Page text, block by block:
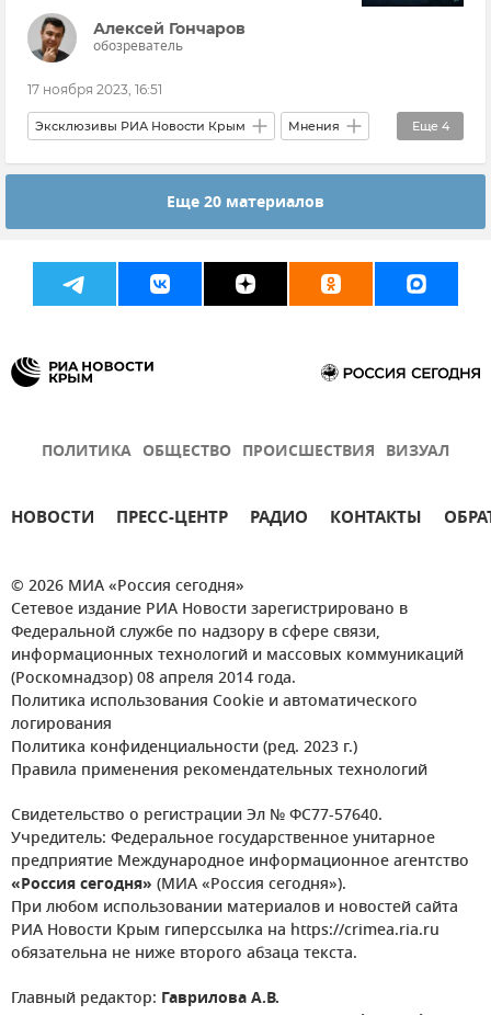
Алексей Гончаров
обозреватель
17 ноября 2023, 16:51
Еще 4
Эксклюзивы РИА Новости Крым Мнения
Алексей Анпилогов Украина
Владимир ЗеленскийЕще 20 материалов
ПОЛИТИКА ОБЩЕСТВО ПРОИСШЕСТВИЯ ВИЗУАЛ
НОВОСТИ ПРЕСС-ЦЕНТР РАДИО КОНТАКТЫ
© 2026 МИА «Россия сегодня»
Сетевое издание РИА Новости зарегистрировано в
Федеральной службе по надзору в сфере связи,
информационных технологий и массовых коммуникаций
(Роскомнадзор) 08 апреля 2014 года.
Политика использования Cookie и автоматического
логирования
Политика конфиденциальности (ред. 2023 г.)
Правила применения рекомендательных технологий
Свидетельство о регистрации Эл № ФС77-57640.
Учредитель: Федеральное государственное унитарное
предприятие Международное информационное агентство
«Россия сегодня» (МИА «Россия сегодня»).
При любом использовании материалов и новостей сайта
РИА Новости Крым гиперссылка на https://crimea.ria.ru
обязательна не ниже второго абзаца текста.
Главный редактор: Гаврилова А.В.